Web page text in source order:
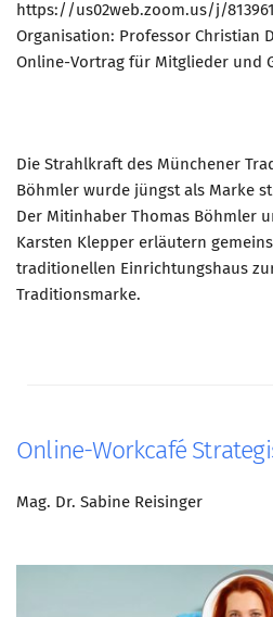
https://us02web.zoom.us/j/
Organisation: Professor Christian
Online-Vortrag für Mitglieder und
Die Strahlkraft des Münchener
Böhmler wurde jüngst als Marke
Der Mitinhaber Thomas Böhmler
Karsten Klepper erläutern
traditionellen Einrichtungshaus
Traditionsmarke.
Online-Workcafé
Mag. Dr. Sabine Reisinger